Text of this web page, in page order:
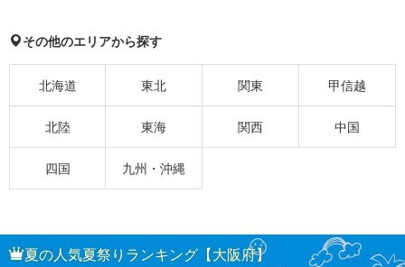
その他のエリアから探す
北海道 東北 関東 甲信越
北陸 東海 関西 中国
四国 九州・沖縄
夏の人気夏祭りランキング【大阪府】